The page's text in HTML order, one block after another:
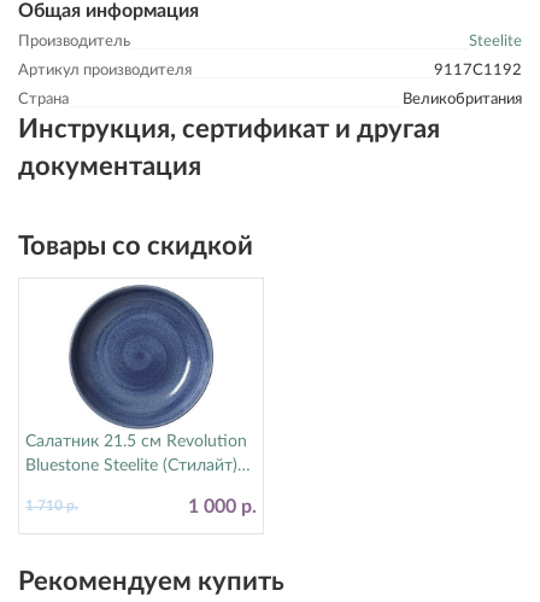
Общая информация
Производитель
Steelite
Артикул производителя
9117C1192
Страна
Великобритания
Инструкция, сертификат и другая
документация
Товары со скидкой
Салатник 21.5 см Revolution
Bluestone Steelite (Стилайт)
1 000 р.
1 710 р.
Рекомендуем купить